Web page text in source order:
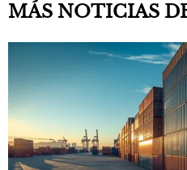
MÁS NOTICIAS